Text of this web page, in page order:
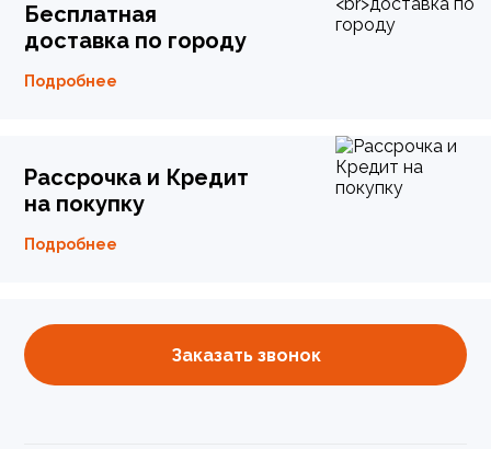
Бесплатная
доставка по городу
Подробнее
Рассрочка и Кредит
на покупку
Подробнее
Заказать звонок